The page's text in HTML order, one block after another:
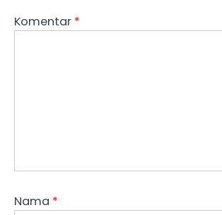
Komentar *
Nama *